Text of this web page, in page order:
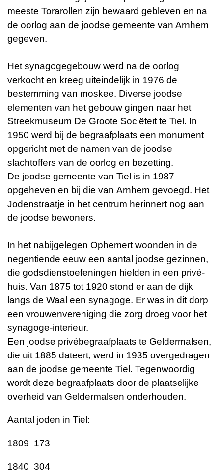
meeste Torarollen zijn bewaard gebleven en na
de oorlog aan de joodse gemeente van Arnhem
gegeven.
Het synagogegebouw werd na de oorlog
verkocht en kreeg uiteindelijk in 1976 de
bestemming van moskee. Diverse joodse
elementen van het gebouw gingen naar het
Streekmuseum De Groote Sociëteit te Tiel. In
1950 werd bij de begraafplaats een monument
opgericht met de namen van de joodse
slachtoffers van de oorlog en bezetting.
De joodse gemeente van Tiel is in 1987
opgeheven en bij die van Arnhem gevoegd. Het
Jodenstraatje in het centrum herinnert nog aan
de joodse bewoners.
In het nabijgelegen Ophemert woonden in de
negentiende eeuw een aantal joodse gezinnen,
die godsdienstoefeningen hielden in een privé-
huis. Van 1875 tot 1920 stond er aan de dijk
langs de Waal een synagoge. Er was in dit dorp
een vrouwenvereniging die zorg droeg voor het
synagoge-interieur.
Een joodse privébegraafplaats te Geldermalsen,
die uit 1885 dateert, werd in 1935 overgedragen
aan de joodse gemeente Tiel. Tegenwoordig
wordt deze begraafplaats door de plaatselijke
overheid van Geldermalsen onderhouden.
Aantal joden in Tiel:
1809 173
1840 304